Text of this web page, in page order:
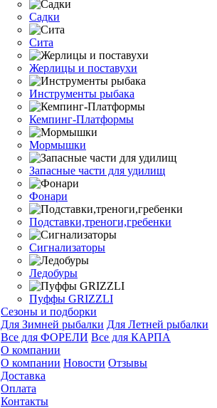
Садки
Сита
Жерлицы и поставухи
Инструменты рыбака
Кемпинг-Платформы
Мормышки
Запасные части для удилищ
Фонари
Подставки,треноги,гребенки
Сигнализаторы
Ледобуры
Пуффы GRIZZLI
Сезоны и подборки
Для Зимней рыбалки Для Летней рыбалки
Все для ФОРЕЛИ Все для КАРПА
О компании
О компании Новости Отзывы
Доставка
Оплата
Контакты